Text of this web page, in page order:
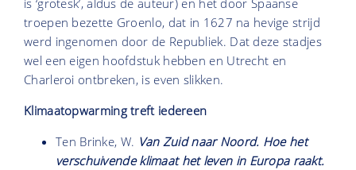
is ‘grotesk’, aldus de auteur) en het door Spaanse
troepen bezette Groenlo, dat in 1627 na hevige strijd
werd ingenomen door de Republiek. Dat deze stadjes
wel een eigen hoofdstuk hebben en Utrecht en
Charleroi ontbreken, is even slikken.
Klimaatopwarming treft iedereen
Ten Brinke, W. Van Zuid naar Noord. Hoe het
verschuivende klimaat het leven in Europa raakt.